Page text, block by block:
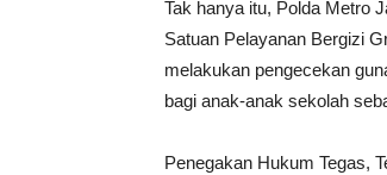
Tak hanya itu, Polda Metro
Satuan Pelayanan Bergizi
melakukan pengecekan
bagi anak-anak sekolah
Penegakan Hukum Tegas,